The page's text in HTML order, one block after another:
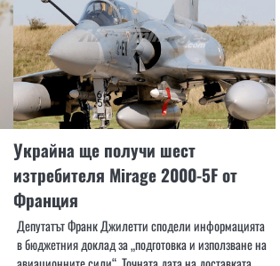
Украйна ще получи шест
изтребителя Mirage 2000-5F от
Франция
Депутатът Франк Джилетти сподели информацията
в бюджетния доклад за „подготовка и използване на